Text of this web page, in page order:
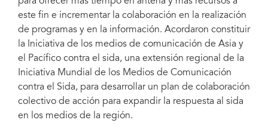
este fin e incrementar la colaboración en la realización
de programas y en la información. Acordaron constituir
la Iniciativa de los medios de comunicación de Asia y
el Pacífico contra el sida, una extensión regional de la
Iniciativa Mundial de los Medios de Comunicación
contra el Sida, para desarrollar un plan de colaboración
colectivo de acción para expandir la respuesta al sida
en los medios de la región.